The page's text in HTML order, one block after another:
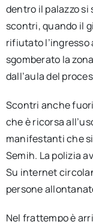
dentro il palazzo
scontri, quando il
rifiutato l’ingresso
sgomberato la
dall’aula del
Scontri anche
che è ricorsa
manifestanti che
Semih. La polizia
Su internet
persone
Nel frattempo è